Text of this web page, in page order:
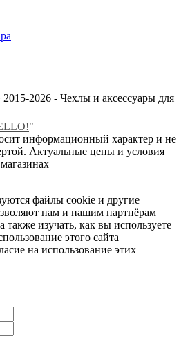
2026 - Чехлы и аксессуары для
"
информационный характер и не
Актуальные цены и условия
файлы cookie и другие
нам и нашим партнёрам
также изучать, как вы используете
этого сайта
на использование этих